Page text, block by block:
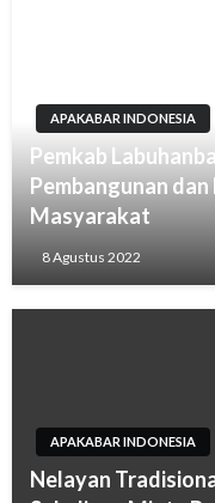
APAKABAR INDONESIA
Pemkab
Pembangunan
Masyarakat
8 Agustus 2022
APAKABAR INDONESIA
Nelayan